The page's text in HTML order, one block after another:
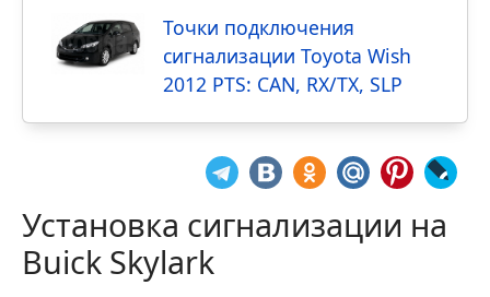
Точки подключения
сигнализации Toyota Wish
2012 PTS: CAN, RX/TX, SLP
Установка сигнализации на
Buick Skylark